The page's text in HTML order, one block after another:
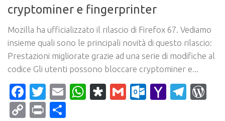
cryptominer e fingerprinter
Mozilla ha ufficializzato il rilascio di Firefox 67. Vediamo
insieme quali sono le principali novità di questo rilascio:
Prestazioni migliorate grazie ad una serie di modifiche al
codice Gli utenti possono bloccare cryptominer e...
Facebook
Twitter
EmailWhatsApp
Diaspora
Gmail Yahoo
CopyPrint